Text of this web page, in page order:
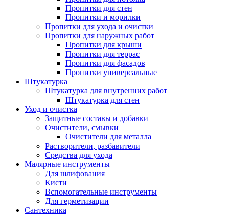
Пропитки для стен
Пропитки и морилки
Пропитки для ухода и очистки
Пропитки для наружных работ
Пропитки для крыши
Пропитки для террас
Пропитки для фасадов
Пропитки универсальные
Штукатурка
Штукатурка для внутренних работ
Штукатурка для стен
Уход и очистка
Защитные составы и добавки
Очистители, смывки
Очистители для металла
Растворители, разбавители
Средства для ухода
Малярные инструменты
Для шлифования
Кисти
Вспомогательные инструменты
Для герметизации
Сантехника